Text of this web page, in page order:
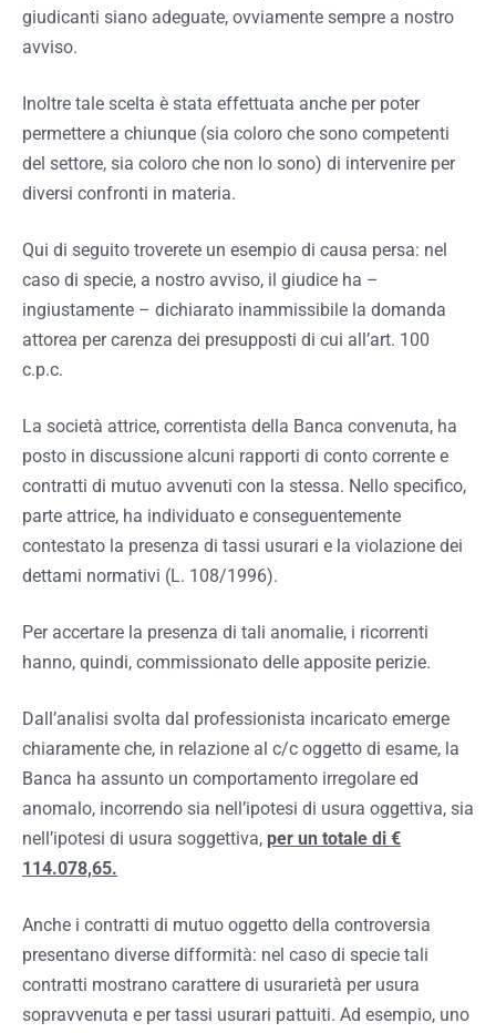
giudicanti siano adeguate, ovviamente sempre a nostro
avviso.
Inoltre tale scelta è stata effettuata anche per poter
permettere a chiunque (sia coloro che sono competenti
del settore, sia coloro che non lo sono) di intervenire per
diversi confronti in materia.
Qui di seguito troverete un esempio di causa persa: nel
caso di specie, a nostro avviso, il giudice ha –
ingiustamente – dichiarato inammissibile la domanda
attorea per carenza dei presupposti di cui all’art. 100
c.p.c.
La società attrice, correntista della Banca convenuta, ha
posto in discussione alcuni rapporti di conto corrente e
contratti di mutuo avvenuti con la stessa. Nello specifico,
parte attrice, ha individuato e conseguentemente
contestato la presenza di tassi usurari e la violazione dei
dettami normativi (L. 108/1996).
Per accertare la presenza di tali anomalie, i ricorrenti
hanno, quindi, commissionato delle apposite perizie.
Dall’analisi svolta dal professionista incaricato emerge
chiaramente che, in relazione al c/c oggetto di esame, la
Banca ha assunto un comportamento irregolare ed
anomalo, incorrendo sia nell’ipotesi di usura oggettiva, sia
nell’ipotesi di usura soggettiva, per un totale di €
114.078,65.
Anche i contratti di mutuo oggetto della controversia
presentano diverse difformità: nel caso di specie tali
contratti mostrano carattere di usurarietà per usura
sopravvenuta e per tassi usurari pattuiti. Ad esempio, uno